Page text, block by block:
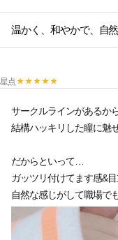
温かく、和やかで、自
星点
サークルラインがあるから
結構ハッキリした瞳に魅
だからといって…
ガッツリ付けてます感&目
自然な感じがして職場で